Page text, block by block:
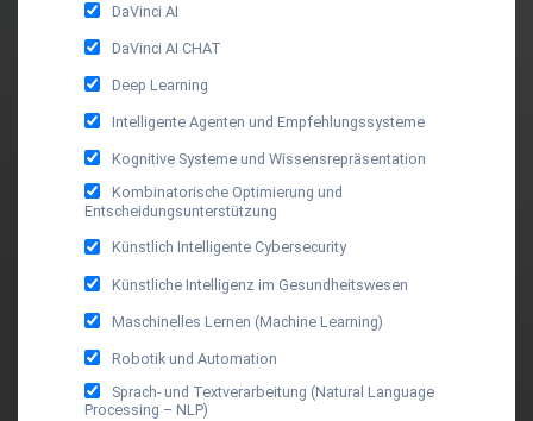
DaVinci AI
DaVinci AI CHAT
Deep Learning
Intelligente Agenten und Empfehlungssysteme
Kognitive Systeme und Wissensrepräsentation
Kombinatorische Optimierung und
Entscheidungsunterstützung
Künstlich Intelligente Cybersecurity
Künstliche Intelligenz im Gesundheitswesen
Maschinelles Lernen (Machine Learning)
Robotik und Automation
Sprach- und Textverarbeitung (Natural Language
Processing – NLP)